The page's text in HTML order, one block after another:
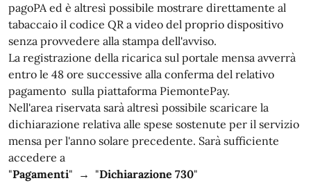
pagoPA ed è altresì possibile mostrare direttamente al
tabaccaio il codice QR a video del proprio dispositivo
senza provvedere alla stampa dell'avviso.
La registrazione della ricarica sul portale mensa avverrà
entro le 48 ore successive alla conferma del relativo
pagamento sulla piattaforma PiemontePay.
Nell'area riservata sarà altresì possibile scaricare la
dichiarazione relativa alle spese sostenute per il servizio
mensa per l'anno solare precedente. Sarà sufficiente
accedere a
"Pagamenti" → "Dichiarazione 730"